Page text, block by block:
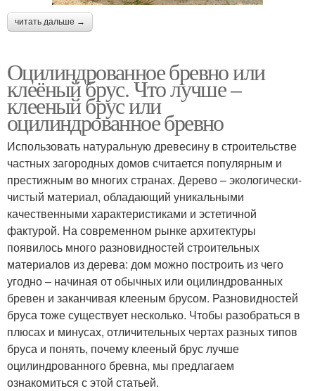
читать дальше →
Оцилиндрованное бревно или
клеёный брус. Что лучше –
клееный брус или
оцилиндрованное бревно
Использовать натуральную древесину в строительстве
частных загородных домов считается популярным и
престижным во многих странах. Дерево – экологически-
чистый материал, обладающий уникальными
качественными характеристиками и эстетичной
фактурой. На современном рынке архитектуры
появилось много разновидностей строительных
материалов из дерева: дом можно построить из чего
угодно – начиная от обычных или оцилиндрованных
бревен и заканчивая клееным брусом. Разновидностей
бруса тоже существует несколько. Чтобы разобраться в
плюсах и минусах, отличительных чертах разных типов
бруса и понять, почему клееный брус лучше
оцилиндрованного бревна, мы предлагаем
ознакомиться с этой статьей.